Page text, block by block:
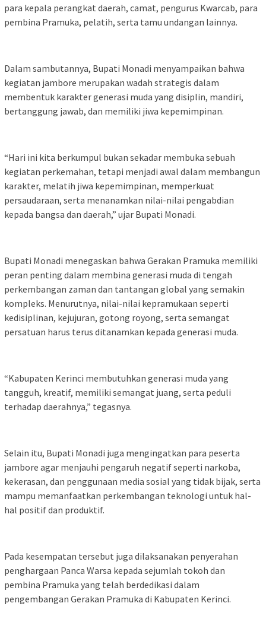
para kepala perangkat daerah, camat, pengurus Kwarcab, para
pembina Pramuka, pelatih, serta tamu undangan lainnya.
Dalam sambutannya, Bupati Monadi menyampaikan bahwa
kegiatan jambore merupakan wadah strategis dalam
membentuk karakter generasi muda yang disiplin, mandiri,
bertanggung jawab, dan memiliki jiwa kepemimpinan.
“Hari ini kita berkumpul bukan sekadar membuka sebuah
kegiatan perkemahan, tetapi menjadi awal dalam membangun
karakter, melatih jiwa kepemimpinan, memperkuat
persaudaraan, serta menanamkan nilai-nilai pengabdian
kepada bangsa dan daerah,” ujar Bupati Monadi.
Bupati Monadi menegaskan bahwa Gerakan Pramuka memiliki
peran penting dalam membina generasi muda di tengah
perkembangan zaman dan tantangan global yang semakin
kompleks. Menurutnya, nilai-nilai kepramukaan seperti
kedisiplinan, kejujuran, gotong royong, serta semangat
persatuan harus terus ditanamkan kepada generasi muda.
“Kabupaten Kerinci membutuhkan generasi muda yang
tangguh, kreatif, memiliki semangat juang, serta peduli
terhadap daerahnya,” tegasnya.
Selain itu, Bupati Monadi juga mengingatkan para peserta
jambore agar menjauhi pengaruh negatif seperti narkoba,
kekerasan, dan penggunaan media sosial yang tidak bijak, serta
mampu memanfaatkan perkembangan teknologi untuk hal-
hal positif dan produktif.
Pada kesempatan tersebut juga dilaksanakan penyerahan
penghargaan Panca Warsa kepada sejumlah tokoh dan
pembina Pramuka yang telah berdedikasi dalam
pengembangan Gerakan Pramuka di Kabupaten Kerinci.